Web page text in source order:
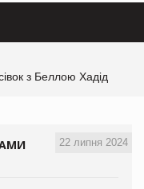
з Беллою Хадід
22 липня 2024